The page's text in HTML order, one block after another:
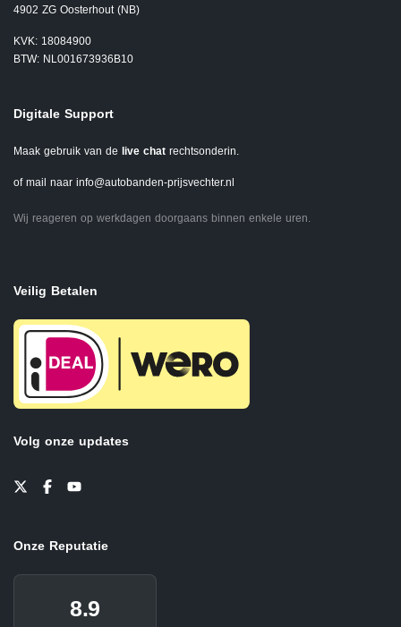
4902 ZG Oosterhout (NB)
KVK: 18084900
BTW: NL001673936B10
Digitale Support
Maak gebruik van de live chat rechtsonderin.
of mail naar info@autobanden-prijsvechter.nl
Wij reageren op werkdagen doorgaans binnen enkele uren.
Veilig Betalen
Volg onze updates
Onze Reputatie
8.9